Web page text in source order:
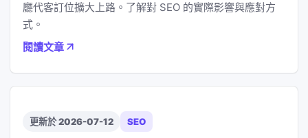
廳代客訂位擴大上路。了解對 SEO 的實際影響與應對方
式。
閱讀文章
更新於 2026-07-12 SEO